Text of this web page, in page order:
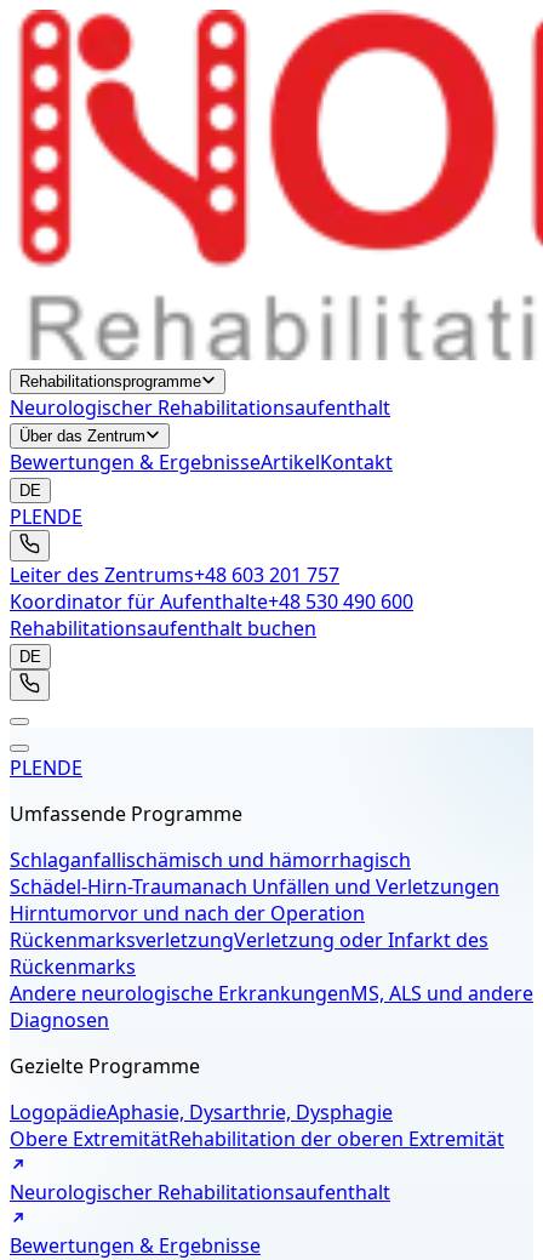
Rehabilitationsprogramme
Neurologischer Rehabilitationsaufenthalt
Über das Zentrum
Bewertungen & ErgebnisseArtikelKontakt
DE
PLENDE
Leiter des Zentrums+48 603 201 757
Koordinator für Aufenthalte+48 530 490 600
Rehabilitationsaufenthalt buchen
DE
PLENDE
Umfassende Programme
Schlaganfallischämisch und hämorrhagisch
Schädel-Hirn-Traumanach Unfällen und Verletzungen
Hirntumorvor und nach der Operation
RückenmarksverletzungVerletzung oder Infarkt des
Rückenmarks
Andere neurologische ErkrankungenMS, ALS und andere
Diagnosen
Gezielte Programme
LogopädieAphasie, Dysarthrie, Dysphagie
Obere ExtremitätRehabilitation der oberen Extremität
Neurologischer Rehabilitationsaufenthalt
Bewertungen & Ergebnisse